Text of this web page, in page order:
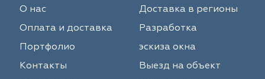
О нас
Оплата и доставка
Портфолио
Контакты
Доставка в регионы
Разработка
эскиза окна
Выезд на объект